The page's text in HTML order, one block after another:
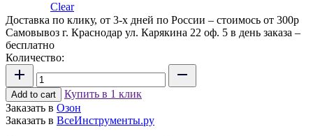
Clear
Доставка по клику, от 3-х дней по России – стоимось от 300р
Самовывоз г. Краснодар ул. Карякина 22 оф. 5 в день заказа –
бесплатно
Количество:
LEO
10w-
50
S-
Add to cart
Купить в 1 клик
Заказать в Озон
Заказать в ВсеИнструменты.ру